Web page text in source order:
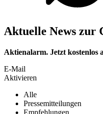
Aktuelle News zur
Aktienalarm. Jetzt kostenlos
E-Mail
Aktivieren
Alle
Pressemitteilungen
Empfehlungen